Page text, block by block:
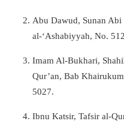
Abu Dawud, Sunan
al-‘Ashabiyyah, No.
Imam Al-Bukhari,
Qur’an, Bab
5027.
Ibnu Katsir, Tafsir al-